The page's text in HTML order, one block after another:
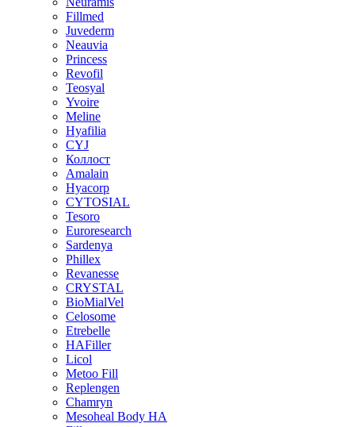
Fillmed
Juvederm
Neauvia
Princess
Revofil
Teosyal
Yvoire
Meline
Hyafilia
CYJ
Коллост
Amalain
Hyacorp
CYTOSIAL
Tesoro
Euroresearch
Sardenya
Phillex
Revanesse
CRYSTAL
BioMialVel
Celosome
Etrebelle
HAFiller
Licol
Metoo Fill
Replengen
Chamryn
Mesoheal Body HA